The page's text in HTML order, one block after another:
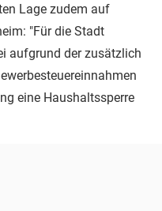
Lage zudem auf
"Für die Stadt
aufgrund der zusätzlich
eine Haushaltssperre